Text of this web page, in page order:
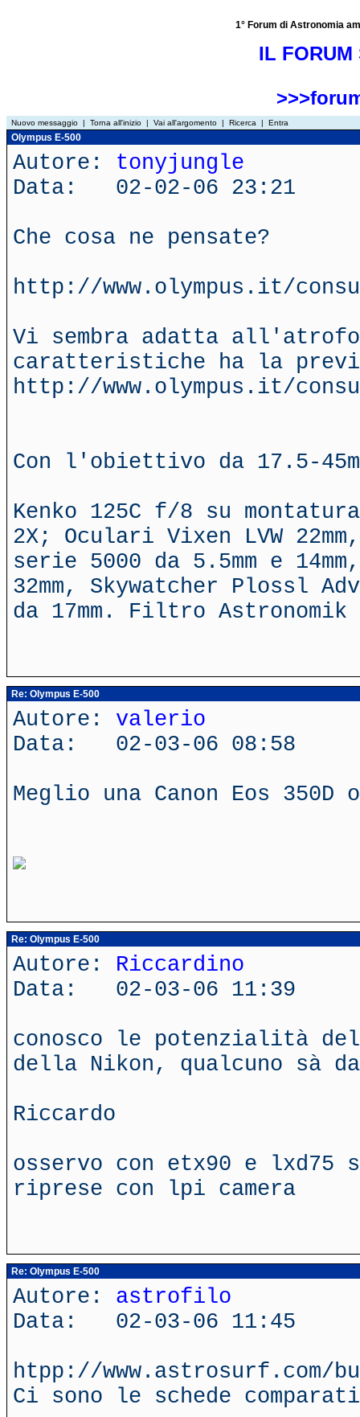
1° Forum di Astronomia
IL FORUM
Nuovo messaggio | Torna all'inizio | Vai all'argomento | Ricerca | Entra
Olympus E-500
Autore: tonyjungle
Data: 02-02-06 23:21
Che cosa ne pensate?
http://www.olympus.it/
Vi sembra adatta
caratteristiche ha la
http://www.olympus.it/
Con l'obiettivo da 17.5-
Kenko 125C f/8 su
2X; Oculari Vixen LVW
serie 5000 da 5.5mm e
32mm, Skywatcher Plossl
da 17mm. Filtro Astronomik
Re: Olympus E-500
Autore: valerio
Data: 02-03-06 08:58
Meglio una Canon Eos 350D
Re: Olympus E-500
Autore: Riccardino
Data: 02-03-06 11:39
conosco le potenzialità
della Nikon, qualcuno sà
Riccardo
osservo con etx90 e lxd75
riprese con lpi camera
Re: Olympus E-500
Autore: astrofilo
Data: 02-03-06 11:45
htpp://www.astrosurf.com/
Ci sono le schede